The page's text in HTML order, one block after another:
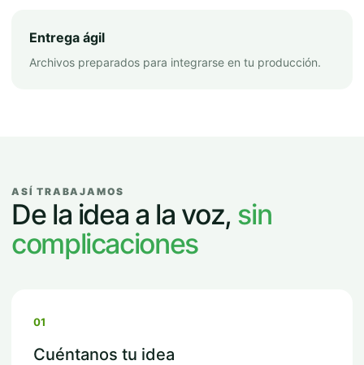
Entrega ágil
Archivos preparados para integrarse en tu producción.
ASÍ TRABAJAMOS
De la idea a la voz, sin
complicaciones
01
Cuéntanos tu idea